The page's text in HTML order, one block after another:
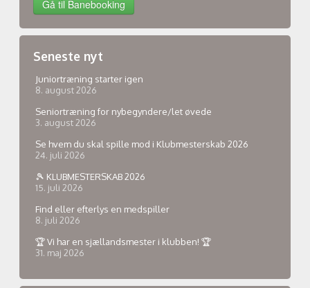
Seneste nyt
Juniortræning starter igen
8. august 2026
Seniortræning for nybegyndere/let øvede
3. august 2026
Se hvem du skal spille mod i Klubmesterskab 2026
24. juli 2026
🎾 KLUBMESTERSKAB 2026
15. juli 2026
Find eller efterlys en medspiller
8. juli 2026
🏆 Vi har en sjællandsmester i klubben! 🏆
31. maj 2026